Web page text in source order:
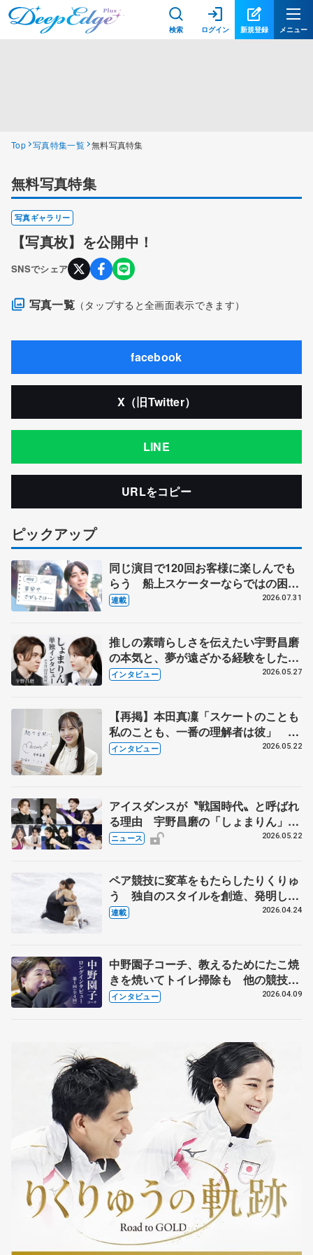
検索 ログイン 新規登録 メニュー
Top 写真特集一覧 無料写真特集
無料写真特集
写真ギャラリー
【写真枚】 を公開中！
SNSでシェア
写真一覧（タップすると全画面表示できます）
facebook
X（旧Twitter）
LINE
URLをコピー
ピックアップ
同じ演目で120回お客様に楽しんでも
らう 船上スケーターならではの困難
とは 影響あったPIW前キャプテン松
連載 2026.07.31
推しの素晴らしさを伝えたい宇野昌磨
の本気と、夢が遠ざかる経験をした本
田真凜の覚悟
インタビュー 2026.05.27
【再掲】本田真凜「スケートのことも
私のことも、一番の理解者は彼」 引
退時の単独インタビューで語った競技
インタビュー 2026.05.22
アイスダンスが〝戦国時代〟と呼ばれ
る理由 宇野昌磨の「しょまりん」ら
実力者が相次いで参戦 国内の競争激
ニュース 2026.05.22
ペア競技に変革をもたらしたりくりゅ
う 独自のスタイルを創造、発明した
【引退発表後②】
連載 2026.04.24
中野園子コーチ、教えるためにたこ焼
きを焼いてトイレ掃除も 他の競技に
も通用するという坂本花織の筋肉
インタビュー 2026.04.09